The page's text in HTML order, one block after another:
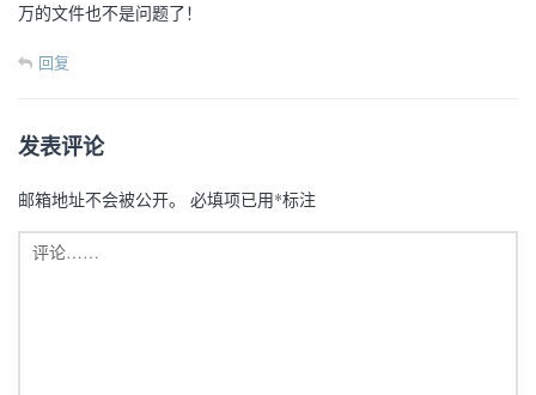
万的文件也不是问题了！
回复
发表评论
邮箱地址不会被公开。 必填项已用*标注